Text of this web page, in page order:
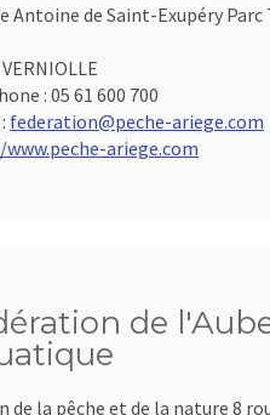
Antoine de Saint-Exupéry
: 05 61 600 700
federation@peche-ariege.com
ariege.com
de
de la pêche et de la nature 8